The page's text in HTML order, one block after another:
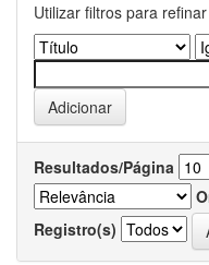
Utilizar filtros para
Resultados/Página
Registro(s)